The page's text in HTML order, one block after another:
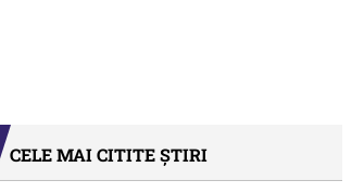
CELE MAI CITITE ȘTIRI